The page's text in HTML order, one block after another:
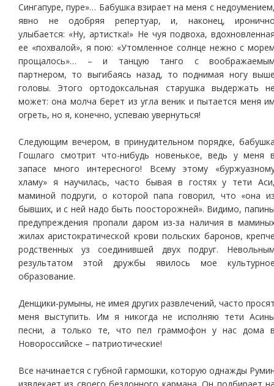
Сингапуре, пуре»… Бабушка взирает на меня с
явно не одобряя репертуар, и, наконец,
улыбается: «Ну, артистка!» Не чуя подвоха,
ее «похвалой», я пою: «Утомленное солнце нежно с
прощалось»… – и танцую танго с
партнером, то выгибаясь назад, то поднимая ногу
головы. Этого ортодоксальная старушка выдержать
может: она молча берет из угла веник и пытается меня
огреть, но я, конечно, успеваю увернуться!
Следующим вечером, в принудительном порядке,
Гошлаго смотрит что-нибудь новенькое, ведь у меня
запасе много интересного! Всему этому
хламу» я научилась, часто бывая в гостях у тети
маминой подруги, о которой папа говорил, что «она
бывших, и с ней надо быть поосторожней». Видимо,
предупреждения пропали даром из-за наличия в
жилах аристократической крови польских баронов,
родственных уз соединившей двух подруг.
результатом этой дружбы явилось мое
образование.
Денщики-румыны, не имея других развлечений, часто
меня выступить. Им я никогда не исполняю тети
песни, а только те, что пел граммофон у нас дома
Новороссийске – патриотические!
Все начинается с губной гармошки, которую однажды